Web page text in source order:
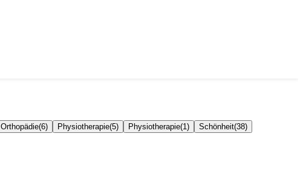
Orthopädie(6) Physiotherapie(5) Physiotherapie(1 ) Schönheit(38)